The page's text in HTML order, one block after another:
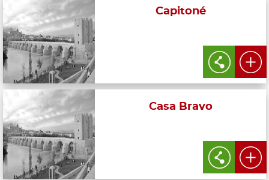
Capitoné
Casa Bravo